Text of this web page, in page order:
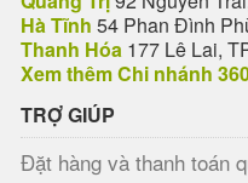
Hà Tĩnh 54 Phan Đình
Thanh Hóa 177 Lê Lai,
Xem thêm Chi nhánh
TRỢ GIÚP
Đặt hàng và thanh toán